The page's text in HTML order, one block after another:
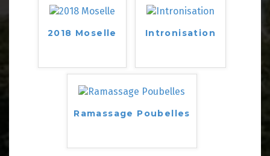
2018 Moselle Intronisation
Ramassage Poubelles